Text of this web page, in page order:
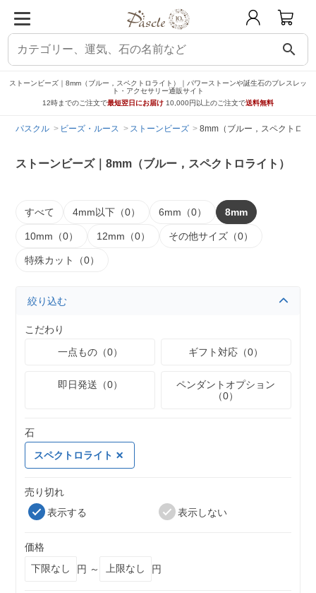
search
ストーンビーズ｜8mm（ブルー，スペクトロライト）｜パワーストーンや誕生石のブレスレッ
ト・アクセサリー通販サイト
12時までのご注文で最短翌日にお届け 10,000円以上のご注文で送料無料
パスクル ビーズ・ルース ストーンビーズ 8mm（ブルー，スペクトロラ
ストーンビーズ｜8mm（ブルー，スペクトロライト）
すべて 4mm以下（0） 6mm（0） 8mm
10mm（0） 12mm（0） その他サイズ（0）
特殊カット（0）
絞り込む
こだわり
一点もの（0）
ギフト対応（0）
即日発送（0）
ペンダントオプション
（0）
石
スペクトロライト
売り切れ
表示する
表示しない
価格
円 ～
円